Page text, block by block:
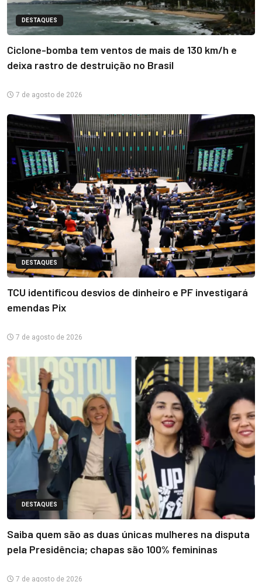
DESTAQUES
Ciclone-bomba tem ventos de mais de 130 km/h e
deixa rastro de destruição no Brasil
7 de agosto de 2026
DESTAQUES
TCU identificou desvios de dinheiro e PF investigará
emendas Pix
7 de agosto de 2026
DESTAQUES
Saiba quem são as duas únicas mulheres na disputa
pela Presidência; chapas são 100% femininas
7 de agosto de 2026